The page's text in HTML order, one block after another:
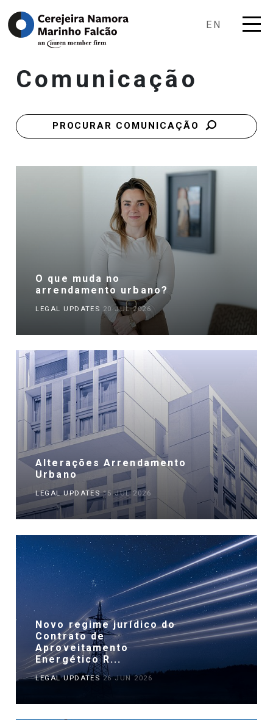
EN
Comunicação
PROCURAR COMUNICAÇÃO
O que muda no
arrendamento urbano?
LEGAL UPDATES 20 JUL 2026
Alterações Arrendamento
Urbano
LEGAL UPDATES15 JUL 2026
Novo regime jurídico do
Contrato de
Aproveitamento
Energético R...
LEGAL UPDATES26 JUN 2026